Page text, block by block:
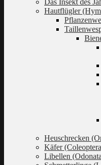
Hautflügler
Heuschrecken
Käfer
Libellen